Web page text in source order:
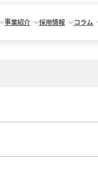
事業紹介 採用情報 コラム